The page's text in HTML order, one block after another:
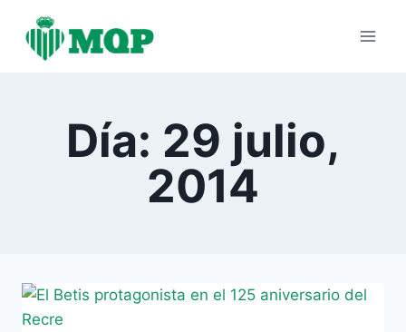
contenido
Día: 29 julio,
2014